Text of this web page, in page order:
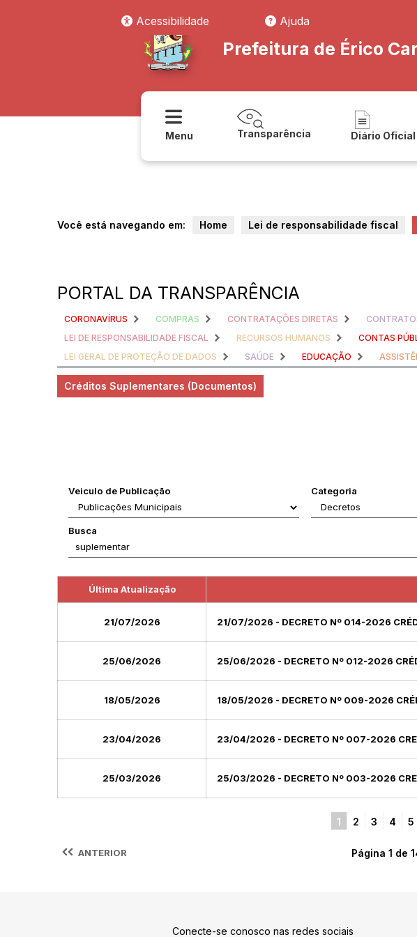
Acessibilidade
Ajuda
Prefeitura de Érico
Menu Transparência Diário Oficial
Você está navegando em: Home Lei de responsabilidade fiscal
PORTAL DA TRANSPARÊNCIA
CORONAVÍRUS COMPRAS CONTRATAÇÕES DIRETAS
LEI DE RESPONSABILIDADE FISCAL
RECURSOS HUMANOS CONTAS
LEI GERAL DE PROTEÇÃO DE DADOS
SAÚDE EDUCAÇÃO
Créditos Suplementares (Documentos)
Veiculo de Publicação Categoria
Busca
Última Atualização
21/07/2026 21/07/2026 - DECRETO Nº 014-2026
25/06/2026 25/06/2026 - DECRETO Nº 012-2026
18/05/2026 18/05/2026 - DECRETO Nº 009-2026
23/04/2026 23/04/2026 - DECRETO Nº 007-2026
25/03/2026 25/03/2026 - DECRETO Nº 003-2026
1 2 3 4 5
ANTERIOR Página 1 de
Conecte-se conosco nas redes sociais